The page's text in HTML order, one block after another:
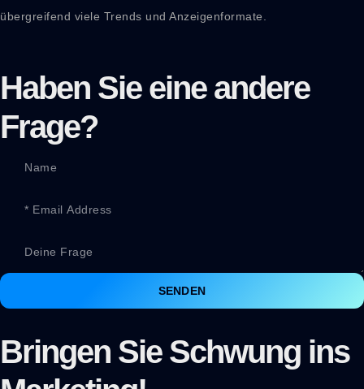
übergreifend viele Trends und Anzeigenformate.
Haben Sie eine andere
Frage?
SENDEN
Bringen Sie Schwung ins